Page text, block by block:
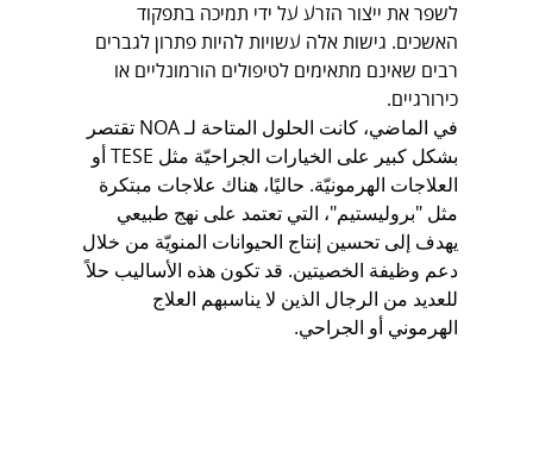
לשפר את ייצור הזרע על ידי תמיכה בתפקוד
האשכים. גישות אלה עשויות להיות פתרון לגברים
רבים שאינם מתאימים לטיפולים הורמונליים או
כירורגיים.
في الماضي، كانت الحلول المتاحة لـ NOA تقتصر
بشكل كبير على الخيارات الجراحيّة مثل TESE أو
العلاجات الهرمونيّة. حاليًا، هناك علاجات مبتكرة
مثل "بروليستيم"، التي تعتمد على نهج طبيعي
يهدف إلى تحسين إنتاج الحيوانات المنويّة من خلال
دعم وظيفة الخصيتين. قد تكون هذه الأساليب حلاً
للعديد من الرجال الذين لا يناسبهم العلاج
الهرموني أو الجراحي.